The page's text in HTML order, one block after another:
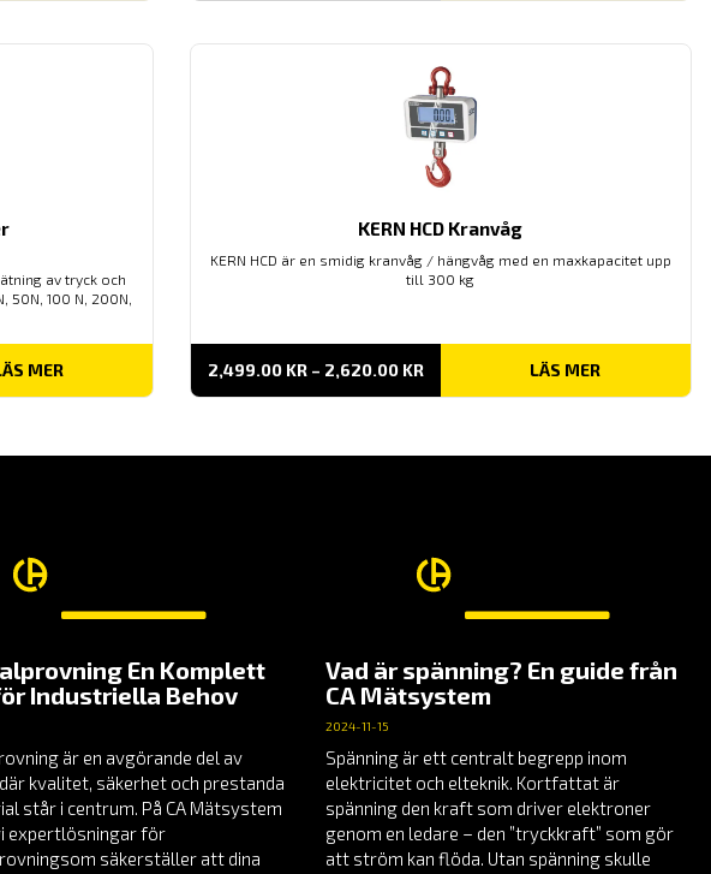
TILL
av tryck och
50N, 100 N, 200N,
MER
KERN HCD Kranvåg
KERN HCD är en smidig kranvåg / hängvåg med en maxkapacitet upp
till 300 kg
2,499.00 KR – 2,620.00 KRPRISINTERVALL:
TILL
LÄS MER
En Komplett
Industriella Behov
är en avgörande del av
kvalitet, säkerhet och prestanda
står i centrum. På CA Mätsystem
expertlösningar för
säkerställer att dina
Vad är spänning? En guide från
CA Mätsystem
2024-11-15
Spänning är ett centralt begrepp inom
elektricitet och elteknik. Kortfattat är
spänning den kraft som driver elektroner
genom en ledare – den ”tryckkraft” som gör
att ström kan flöda. Utan spänning skulle